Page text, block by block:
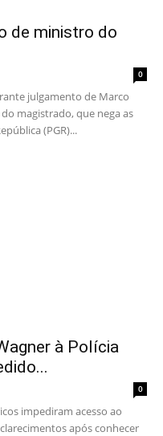
de ministro do
0
julgamento de Marco
magistrado, que nega as
(PGR)...
à Polícia
0
impediram acesso ao
após conhecer